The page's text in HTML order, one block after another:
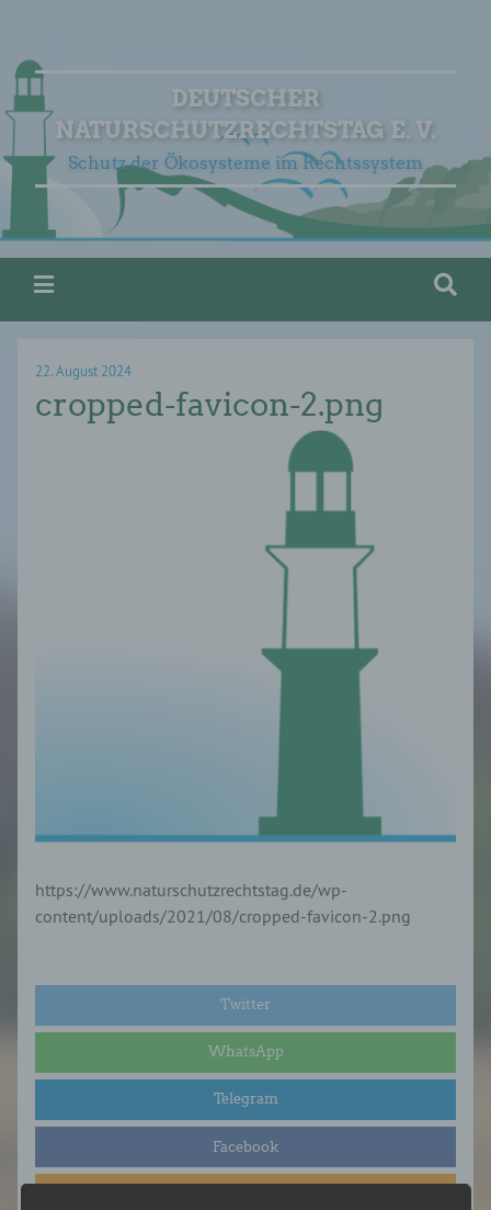
DEUTSCHER
NATURSCHUTZRECHTSTAG E. V.
Schutz der Ökosysteme im Rechtssystem
22. August 2024
cropped-favicon-2.png
https://www.naturschutzrechtstag.de/wp-
content/uploads/2021/08/cropped-favicon-2.png
Twitter
WhatsApp
Telegram
Facebook